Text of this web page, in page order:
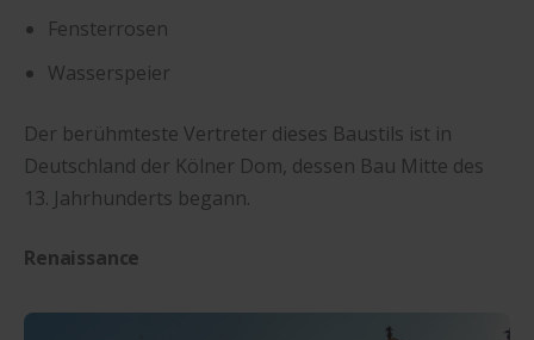
Fensterrosen
Wasserspeier
Der berühmteste Vertreter dieses Baustils ist in
Deutschland der Kölner Dom, dessen Bau Mitte des
13. Jahrhunderts begann.
Renaissance